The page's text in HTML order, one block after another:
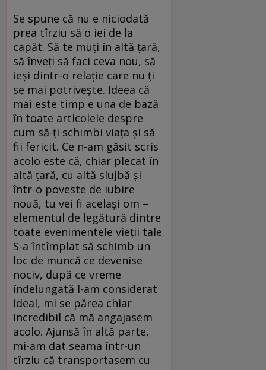
Se spune că nu e niciodată
prea tîrziu să o iei de la
capăt. Să te muți în altă țară,
să înveți să faci ceva nou, să
ieși dintr-o relație care nu ți
se mai potrivește. Ideea că
mai este timp e una de bază
în toate articolele despre
cum să-ți schimbi viața și să
fii fericit. Ce n-am găsit scris
acolo este că, chiar plecat în
altă țară, cu altă slujbă și
într-o poveste de iubire
nouă, tu vei fi același om –
elementul de legătură dintre
toate evenimentele vieții tale.
S-a întîmplat să schimb un
loc de muncă ce devenise
nociv, după ce vreme
îndelungată l-am considerat
ideal, mi se părea chiar
incredibil că mă angajasem
acolo. Ajunsă în altă parte,
mi-am dat seama într-un
tîrziu că transportasem cu